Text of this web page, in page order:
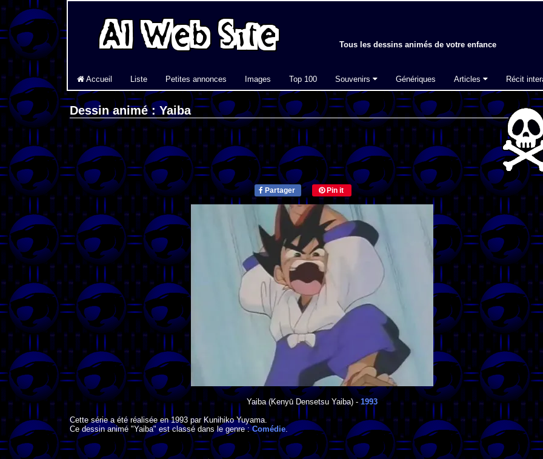
Tous les dessins animés de votre enfance
Accueil Liste Petites annonces Images Top 100 Souvenirs Génériques Articles Récit
Dessin animé : Yaiba
Partager Pin it
Yaiba(Kenyū Densetsu Yaiba) -1993
Cette série a été réalisée en1993parKunihiko Yuyama.
Ce dessin animé "Yaiba" est classé dans le genre :Comédie.